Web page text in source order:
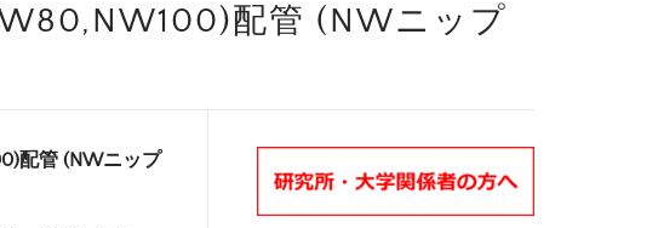
配管 (NWニップ
配管 (NWニップ